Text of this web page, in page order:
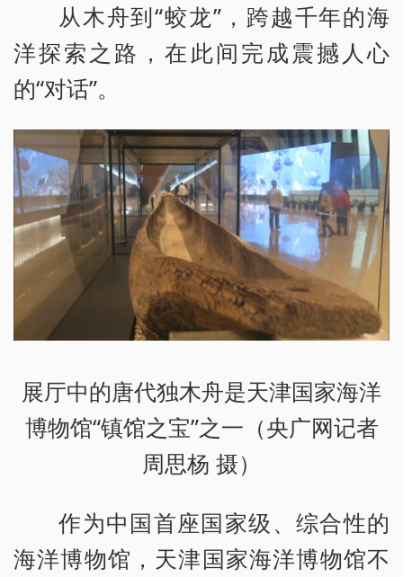
从木舟到“蛟龙”，跨越千年的海
洋探索之路，在此间完成震撼人心
的“对话”。
展厅中的唐代独木舟是天津国家海洋
博物馆“镇馆之宝”之一（央广网记者
周思杨 摄）
作为中国首座国家级、综合性的
海洋博物馆，天津国家海洋博物馆不